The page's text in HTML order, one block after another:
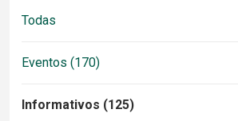
Todas
Eventos (170)
Informativos (125)